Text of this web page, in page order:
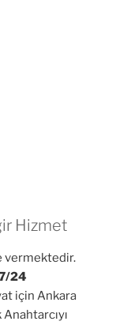
Hizmet
vermektedir.
24
için Ankara